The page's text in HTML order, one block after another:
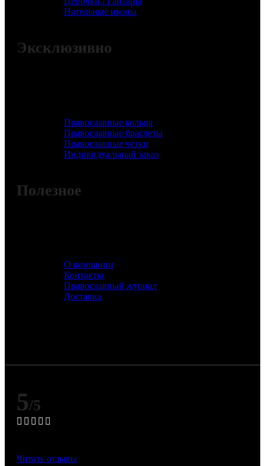
Нательные иконы
Эксклюзивно
Православные кольца
Православные браслеты
Православные чётки
Индивидуальный заказ
Полезное
О компании
Контакты
Православный журнал
Доставка
5/5
Читать отзывы